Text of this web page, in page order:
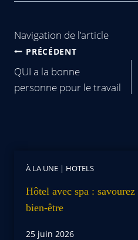
Navigation de l’article
PRÉCÉDENT
QUI a la bonne
personne pour le travail
À LA UNE | HOTELS
Hôtel avec spa :
bien-être
25 juin 2026